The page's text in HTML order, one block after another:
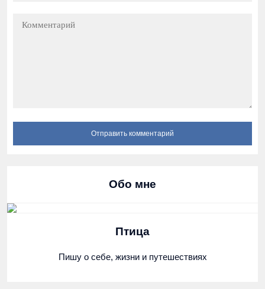
Обо мне
Птица
Пишу о себе, жизни и путешествиях